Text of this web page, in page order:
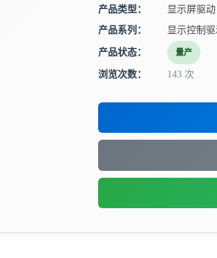
产品类型：
显示屏驱动
产品系列：
显示控制
产品状态： 量产
浏览次数： 143 次